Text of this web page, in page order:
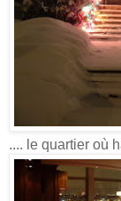
.... le quartier où